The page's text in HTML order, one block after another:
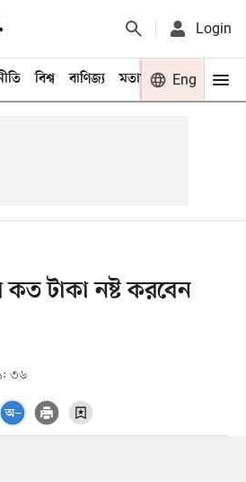
Login
বিশ্ব বাণিজ্য মতামত খেলা
Eng
টাকা নষ্ট করবেন
৩৬